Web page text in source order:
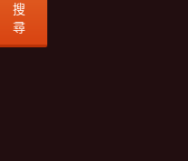
搜
尋